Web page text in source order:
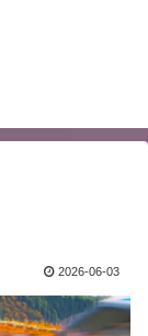
2026-06-03